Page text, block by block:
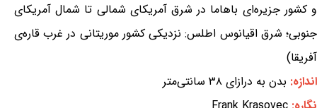
و کشور جزیره‌ای باهاما در شرق آمریکای شمالی تا شمال آمریکای
جنوبی؛ شرق اقیانوس اطلس: نزدیکی کشور موریتانی در غرب قاره‌ی
آفریقا)
اندازه: بدن به درازای ۳۸ سانتی‌متر